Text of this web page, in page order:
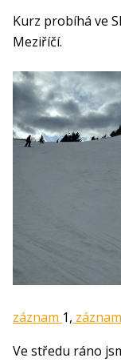
Kurz probíhá ve
Meziříčí.
záznam 1,
Ve středu ráno